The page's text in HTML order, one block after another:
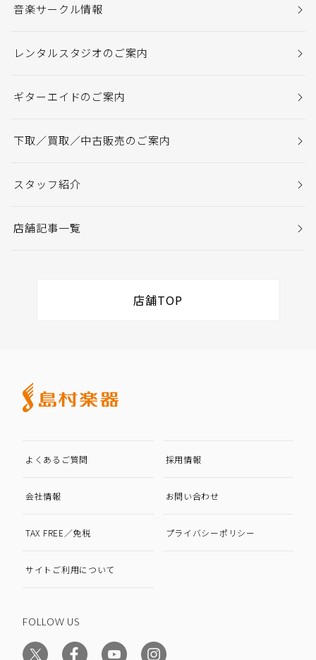
音楽サークル情報
レンタルスタジオのご案内
ギターエイドのご案内
下取／買取／中古販売のご案内
スタッフ紹介
店舗記事一覧
店舗TOP
よくあるご質問 採用情報
会社情報 お問い合わせ
TAX FREE／免税 プライバシーポリシー
サイトご利用について
FOLLOW US